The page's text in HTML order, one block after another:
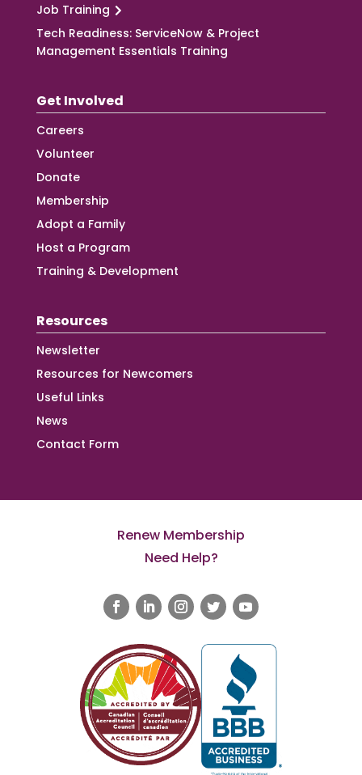
Job Training
Tech Readiness: ServiceNow & Project
Management Essentials Training
Get Involved
Careers
Volunteer
Donate
Membership
Adopt a Family
Host a Program
Training & Development
Resources
Newsletter
Resources for Newcomers
Useful Links
News
Contact Form
Renew Membership
Need Help?